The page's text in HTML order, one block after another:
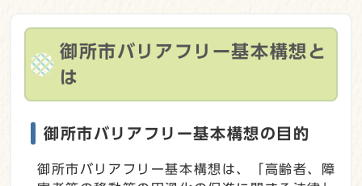
御所市バリアフリー基本構想と
は
御所市バリアフリー基本構想の目的
御所市バリアフリー基本構想は、「高齢者、障